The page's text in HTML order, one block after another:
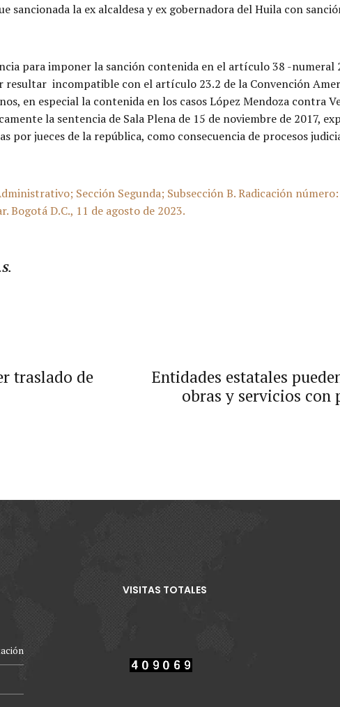
sancionada la ex alcaldesa y ex gobernadora del Huila con
para imponer la sanción contenida en el artículo 38 -numeral
resultar incompatible con el artículo 23.2 de la Convención
en especial la contenida en los casos López Mendoza contra
la sentencia de Sala Plena de 15 de noviembre de 2017,
jueces de la república, como consecuencia de procesos
Sección Segunda; Subsección B. Radicación
Bogotá D.C., 11 de agosto de 2023.
traslado de
Entidades estatales
obras y servicios con
VISITAS TOTALES